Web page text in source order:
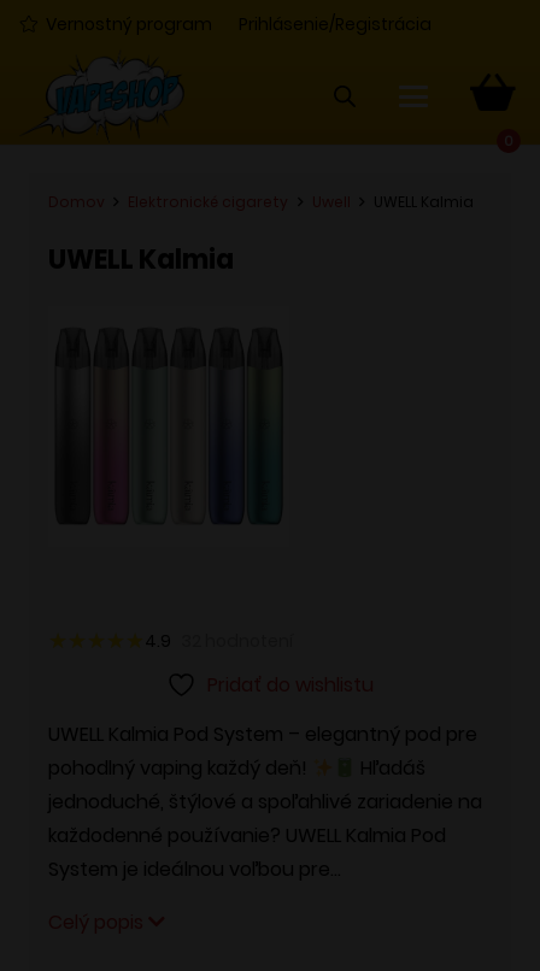
Vernostný program Prihlásenie/Registrácia
UWELL Kalmia
UWELL Kalmia
4.9
UWELL Kalmia Pod System – elegantný pod pre
pohodlný vaping každý deň!
Hľadáš
jednoduché, štýlové a spoľahlivé zariadenie na
každodenné používanie? UWELL Kalmia Pod
System je ideálnou voľbou pre…